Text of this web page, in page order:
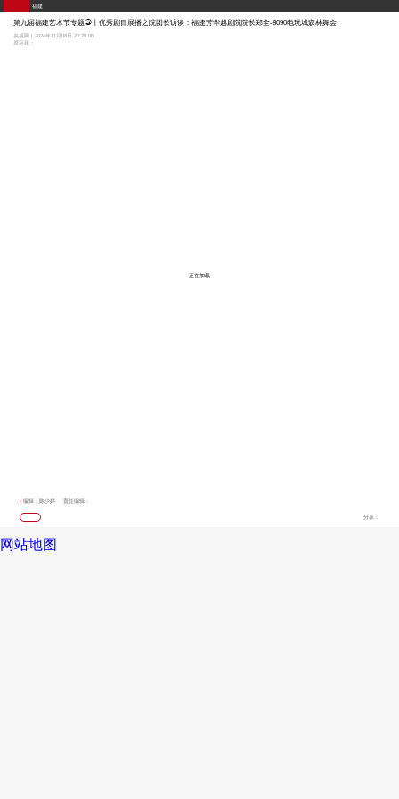
福建
第九届福建艺术节专题㉓丨优秀剧目展播之院团长访谈：福建芳华越剧院院长郑全-8090电玩城森林舞会
央视网 | 2024年11月08日 20:28:06
原标题：
正在加载
编辑：陈少婷 责任编辑：
分享：
网站地图